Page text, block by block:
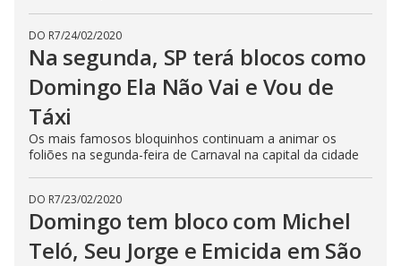
DO R7/24/02/2020
Na segunda, SP terá blocos como
Domingo Ela Não Vai e Vou de
Táxi
Os mais famosos bloquinhos continuam a animar os
foliões na segunda-feira de Carnaval na capital da cidade
DO R7/23/02/2020
Domingo tem bloco com Michel
Teló, Seu Jorge e Emicida em São